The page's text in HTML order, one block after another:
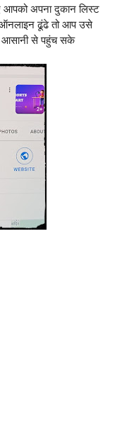
आपको अपना दुकान लिस्ट
ऑनलाइन ढूंढे तो आप उसे
से पहुंच सके